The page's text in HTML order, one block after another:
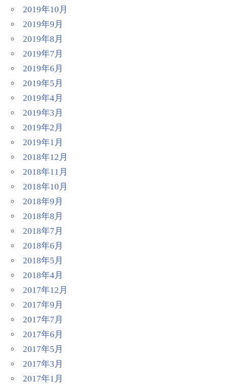
2019年10月
2019年9月
2019年8月
2019年7月
2019年6月
2019年5月
2019年4月
2019年3月
2019年2月
2019年1月
2018年12月
2018年11月
2018年10月
2018年9月
2018年8月
2018年7月
2018年6月
2018年5月
2018年4月
2017年12月
2017年9月
2017年7月
2017年6月
2017年5月
2017年3月
2017年1月